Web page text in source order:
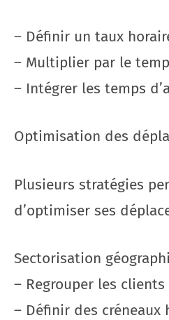
– Définir un taux
– Multiplier par le
– Intégrer les temps
Optimisation des
Plusieurs stratégies
d’optimiser ses
Sectorisation
– Regrouper les clients
– Définir des créneaux